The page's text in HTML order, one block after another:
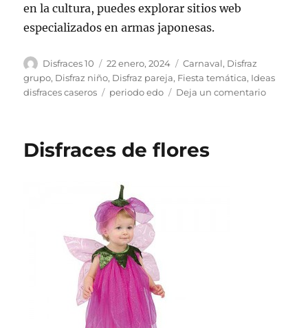
en la cultura, puedes explorar sitios web
especializados en armas japonesas.
Autor
Disfraces 10
Publicado
el
22 enero, 2024 Categorías
Carnaval, Disfraz
grupo, Disfraz niño, Disfraz pareja, Fiesta temática, Ideas
disfraces caseros
Etiquetas
periodo edo Deja un comentarioen
Disfraces de flores